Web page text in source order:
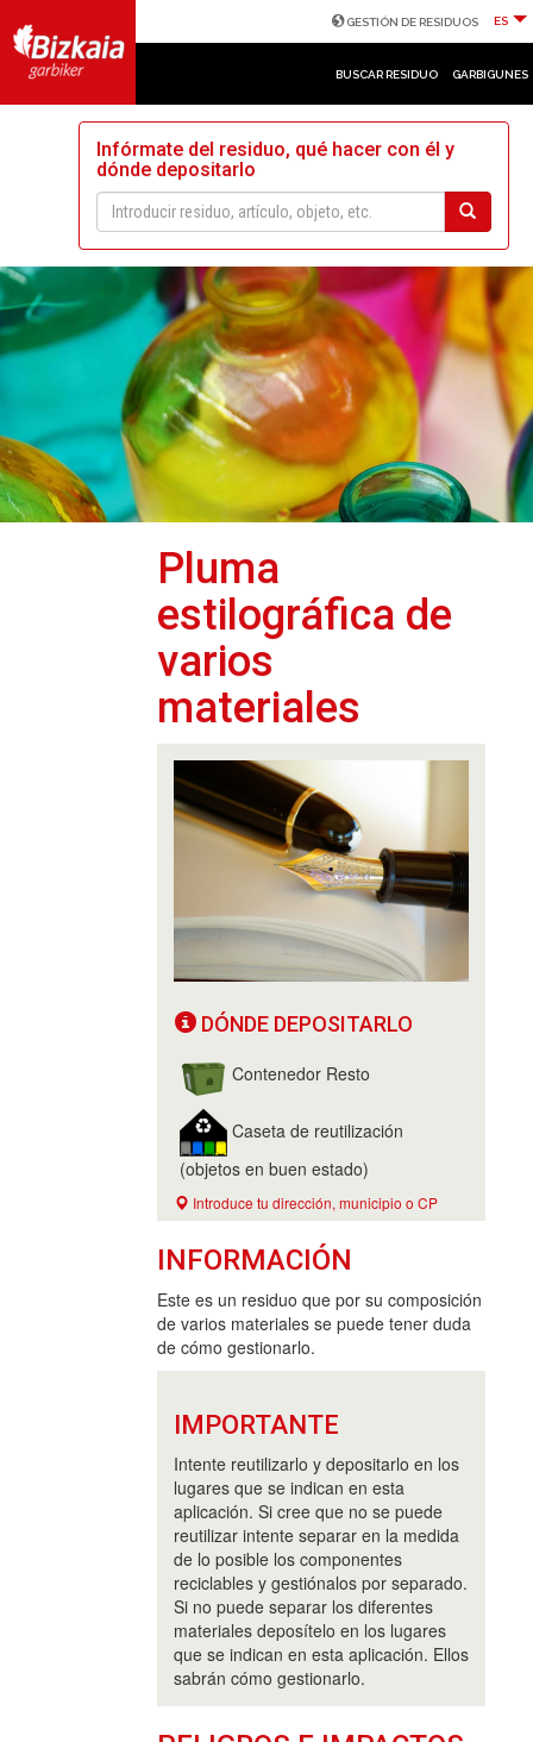
GESTIÓN DE RESIDUOS ES
BUSCAR RESIDUO GARBIGUNES
Infórmate del residuo, qué hacer con él y
dónde depositarlo
Pluma
estilográfica de
varios
materiales
DÓNDE DEPOSITARLO
Contenedor Resto
Caseta de reutilización
(objetos en buen estado)
Introduce tu dirección, municipio o CP
INFORMACIÓN
Este es un residuo que por su composición
de varios materiales se puede tener duda
de cómo gestionarlo.
IMPORTANTE
Intente reutilizarlo y depositarlo en los
lugares que se indican en esta
aplicación. Si cree que no se puede
reutilizar intente separar en la medida
de lo posible los componentes
reciclables y gestiónalos por separado.
Si no puede separar los diferentes
materiales deposítelo en los lugares
que se indican en esta aplicación. Ellos
sabrán cómo gestionarlo.